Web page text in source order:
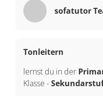
sofatutor
Tonleitern
lernst du in der
Klasse -